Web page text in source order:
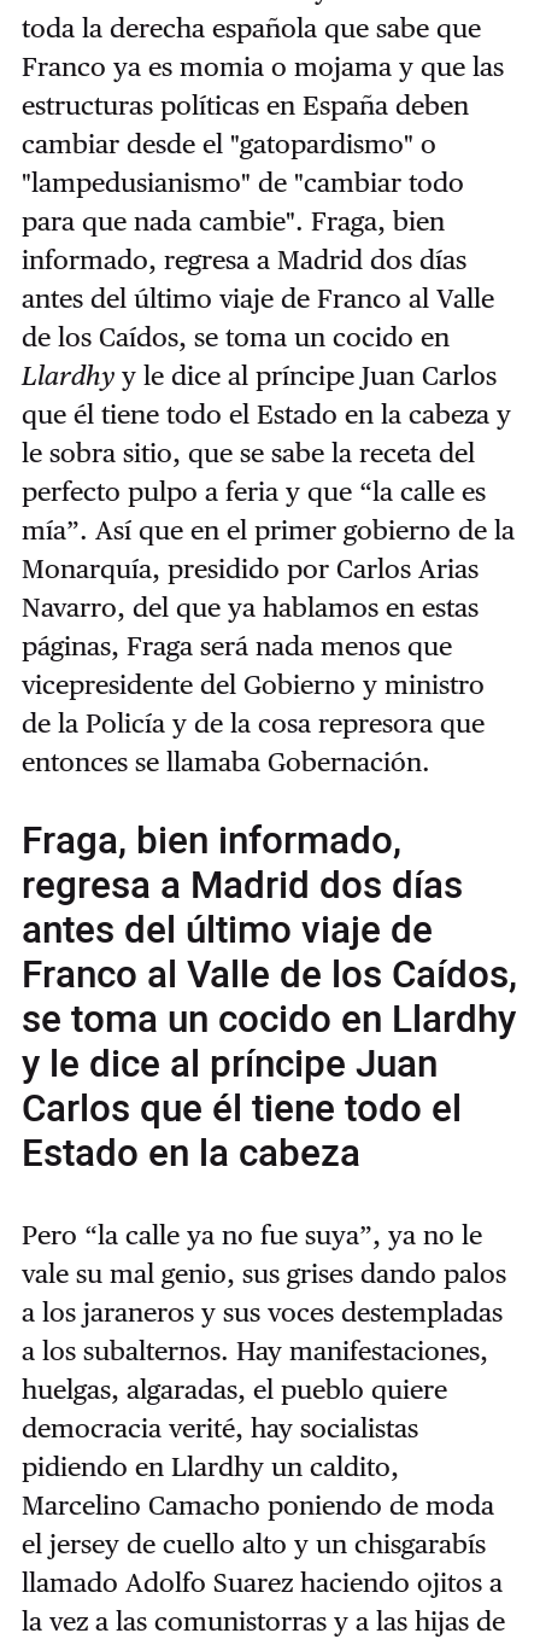
toda la derecha española que sabe que
Franco ya es momia o mojama y que las
estructuras políticas en España deben
cambiar desde el "gatopardismo" o
"lampedusianismo" de "cambiar todo
para que nada cambie". Fraga, bien
informado, regresa a Madrid dos días
antes del último viaje de Franco al Valle
de los Caídos, se toma un cocido en
Llardhyy le dice al príncipe Juan Carlos
que él tiene todo el Estado en la cabeza y
le sobra sitio, que se sabe la receta del
perfecto pulpo a feria y que “la calle es
mía”. Así que en el primer gobierno de la
Monarquía, presidido por Carlos Arias
Navarro, del que ya hablamos en estas
páginas, Fraga será nada menos que
vicepresidente del Gobierno y ministro
de la Policía y de la cosa represora que
entonces se llamaba Gobernación.
Fraga, bien informado,
regresa a Madrid dos días
antes del último viaje de
Franco al Valle de los Caídos,
se toma un cocido en Llardhy
y le dice al príncipe Juan
Carlos que él tiene todo el
Estado en la cabeza
Pero “la calle ya no fue suya”, ya no le
vale su mal genio, sus grises dando palos
a los jaraneros y sus voces destempladas
a los subalternos. Hay manifestaciones,
huelgas, algaradas, el pueblo quiere
democracia verité, hay socialistas
pidiendo en Llardhy un caldito,
Marcelino Camacho poniendo de moda
el jersey de cuello alto y un chisgarabís
llamado Adolfo Suarez haciendo ojitos a
la vez a las comunistorras y a las hijas de